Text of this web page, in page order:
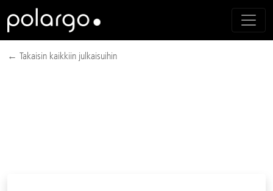
← Takaisin kaikkiin julkaisuihin